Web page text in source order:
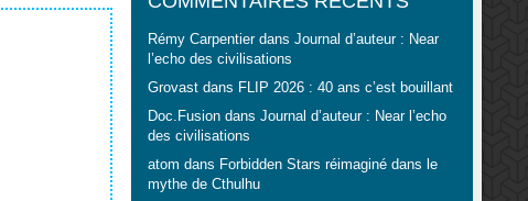
Rémy Carpentierdans Journal d’auteur : Near
l’echo des civilisations
Grovastdans FLIP 2026 : 40 ans c’est bouillant
Doc.Fusiondans Journal d’auteur : Near l’echo
des civilisations
atom dans Forbidden Stars réimaginé dans le
mythe de Cthulhu